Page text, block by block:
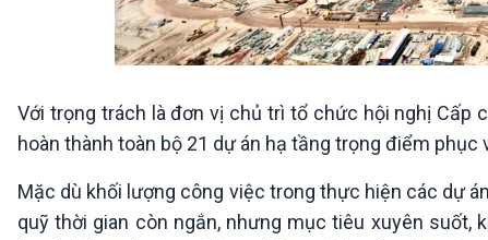
Với trọng trách là đơn vị chủ trì tổ chức hội nghị Cấp
hoàn thành toàn bộ 21 dự án hạ tầng trọng điểm
Mặc dù khối lượng công việc trong thực hiện các dự
quỹ thời gian còn ngắn, nhưng mục tiêu xuyên suốt,